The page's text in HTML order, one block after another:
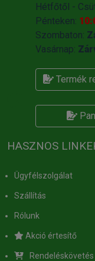
Hétfőtől -
Pénteken:
Szombaton:
Vasárnap:
Termék
HASZNOS
Ügyfélszolgálat
Szállítás
Rólunk
Akció értesítő
Rendeléskövetés